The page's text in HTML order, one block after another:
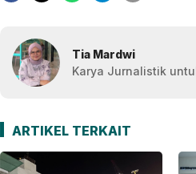
Tia Mardwi
Karya Jurnalistik
ARTIKEL TERKAIT